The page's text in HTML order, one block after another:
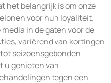
het belangrijk is om onze
voor hun loyaliteit.
in de gaten voor de
variërend van kortingen
seizoensgebonden
u genieten van
tegen een